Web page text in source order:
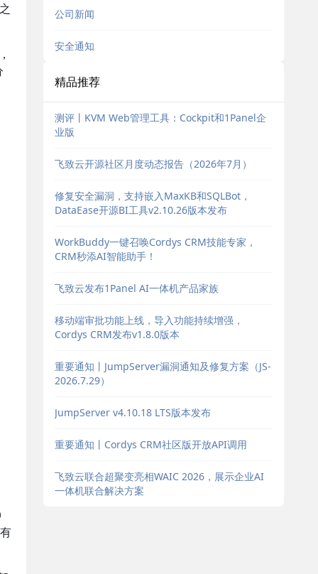
公司新闻
安全通知
精品推荐
测评丨KVM Web管理工具：Cockpit和1Panel企
业版
飞致云开源社区月度动态报告（2026年7月）
修复安全漏洞，支持嵌入MaxKB和SQLBot，
DataEase开源BI工具v2.10.26版本发布
WorkBuddy一键召唤Cordys CRM技能专家，
CRM秒添AI智能助手！
飞致云发布1Panel AI一体机产品家族
移动端审批功能上线，导入功能持续增强，
Cordys CRM发布v1.8.0版本
重要通知丨JumpServer漏洞通知及修复方案（JS-
2026.7.29）
JumpServer v4.10.18 LTS版本发布
重要通知丨Cordys CRM社区版开放API调用
飞致云联合超聚变亮相WAIC 2026，展示企业AI
一体机联合解决方案